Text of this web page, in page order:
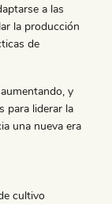
a las
la producción
de
y
para liderar la
una nueva era
cultivo